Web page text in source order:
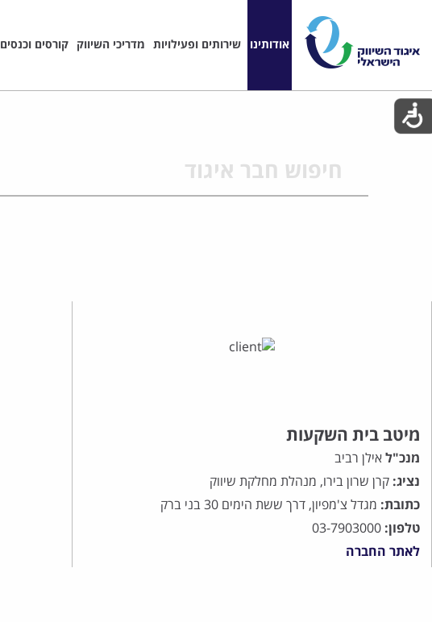
אודותינו שירותים ופעילויות מדריכי השיווק קורסים וכנסים
מיטב בית השקעות
מנכ"ל אילן רביב
נציג: קרן שרון בירו, מנהלת מחלקת שיווק
כתובת: מגדל צ'מפיון, דרך ששת הימים 30 בני ברק
טלפון: 03-7903000
לאתר החברה